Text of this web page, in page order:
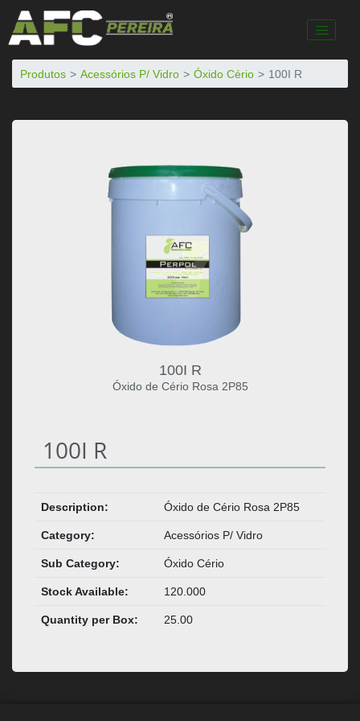
Produtos Acessórios P/ Vidro Óxido Cério 100I R
100I R
Óxido de Cério Rosa 2P85
100I R
Description: Óxido de Cério Rosa 2P85
Category: Acessórios P/ Vidro
Sub Category: Óxido Cério
Stock Available: 120.000
Quantity per Box: 25.00